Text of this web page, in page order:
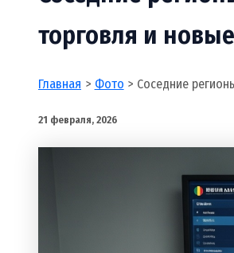
торговля и
Главная Фото Соседние
21 февраля, 2026